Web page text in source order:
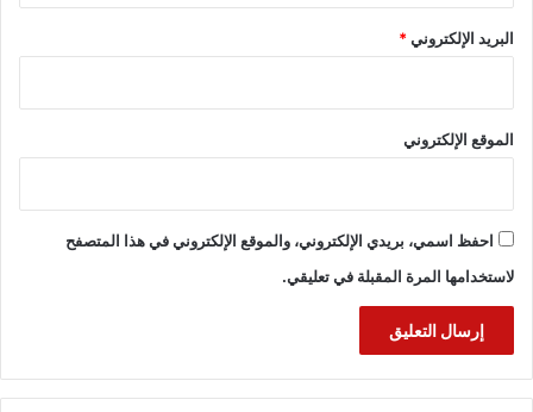
البريد الإلكتروني*
الموقع الإلكتروني
احفظ اسمي، بريدي الإلكتروني، والموقع الإلكتروني في هذا المتصفح
لاستخدامها المرة المقبلة في تعليقي.